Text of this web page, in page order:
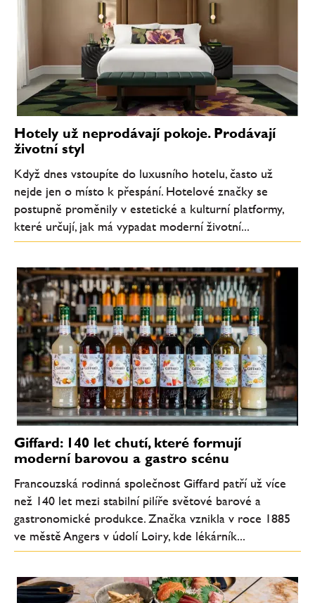
Hotely už neprodávají pokoje. Prodávají
životní styl
Když dnes vstoupíte do luxusního hotelu, často už
nejde jen o místo k přespání. Hotelové značky se
postupně proměnily v estetické a kulturní platformy,
které určují, jak má vypadat moderní životní...
Giffard: 140 let chutí, které formují
moderní barovou a gastro scénu
Francouzská rodinná společnost Giffard patří už více
než 140 let mezi stabilní pilíře světové barové a
gastronomické produkce. Značka vznikla v roce 1885
ve městě Angers v údolí Loiry, kde lékárník...